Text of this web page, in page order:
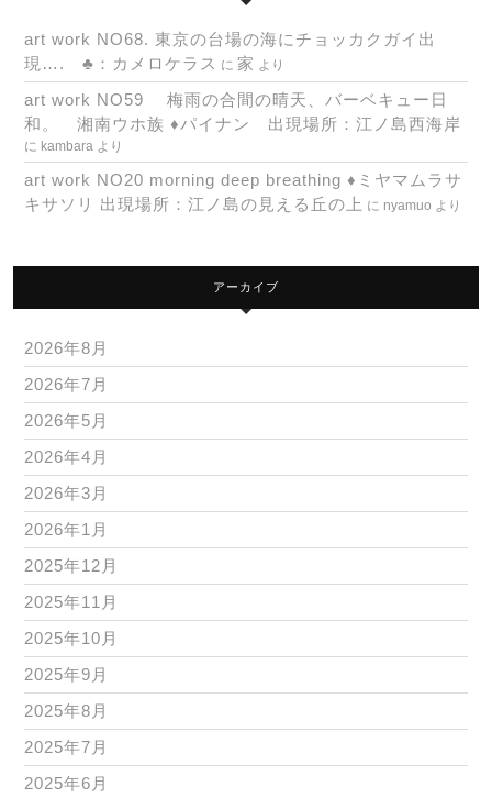
art work NO68. 東京の台場の海にチョッカクガイ出
現…. ♣：カメロケラス に 家 より
art work NO59 梅雨の合間の晴天、バーベキュー日
和。 湘南ウホ族 ♦パイナン 出現場所：江ノ島西海岸
に kambara より
art work NO20 morning deep breathing ♦ミヤマムラサ
キサソリ 出現場所：江ノ島の見える丘の上 に nyamuo より
アーカイブ
2026年8月
2026年7月
2026年5月
2026年4月
2026年3月
2026年1月
2025年12月
2025年11月
2025年10月
2025年9月
2025年8月
2025年7月
2025年6月